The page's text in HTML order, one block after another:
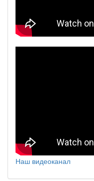
Наш видеоканал